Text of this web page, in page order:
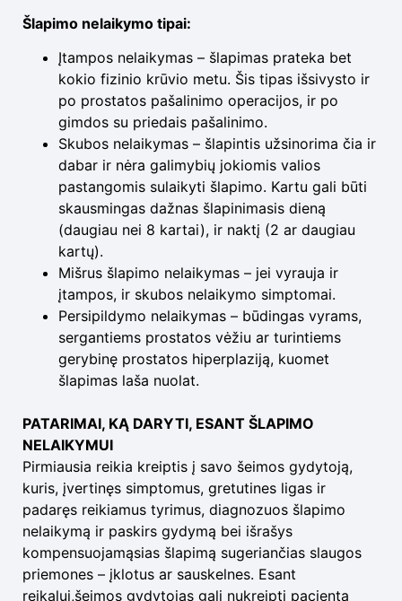
Šlapimo nelaikymo tipai:
Įtampos nelaikymas – šlapimas prateka bet
kokio fizinio krūvio metu. Šis tipas išsivysto ir
po prostatos pašalinimo operacijos, ir po
gimdos su priedais pašalinimo.
Skubos nelaikymas – šlapintis užsinorima čia ir
dabar ir nėra galimybių jokiomis valios
pastangomis sulaikyti šlapimo. Kartu gali būti
skausmingas dažnas šlapinimasis dieną
(daugiau nei 8 kartai), ir naktį (2 ar daugiau
kartų).
Mišrus šlapimo nelaikymas – jei vyrauja ir
įtampos, ir skubos nelaikymo simptomai.
Persipildymo nelaikymas – būdingas vyrams,
sergantiems prostatos vėžiu ar turintiems
gerybinę prostatos hiperplaziją, kuomet
šlapimas laša nuolat.
PATARIMAI, KĄ DARYTI, ESANT ŠLAPIMO
NELAIKYMUI
Pirmiausia reikia kreiptis į savo šeimos gydytoją,
kuris, įvertinęs simptomus, gretutines ligas ir
padaręs reikiamus tyrimus, diagnozuos šlapimo
nelaikymą ir paskirs gydymą bei išrašys
kompensuojamąsias šlapimą sugeriančias slaugos
priemones – įklotus ar sauskelnes. Esant
reikalui,šeimos gydytojas gali nukreipti pacientą